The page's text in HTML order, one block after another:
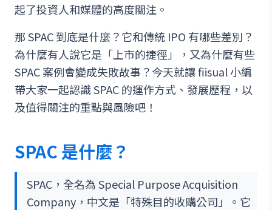
起了投資人和媒體的高度關注。
那 SPAC 到底是什麼？它和傳統 IPO 有哪些差別？
為什麼有人說它是「上市的捷徑」，又為什麼有些
SPAC 案例會變成失敗故事？今天就讓 fiisual 小編
帶大家一起認識 SPAC 的運作方式、發展歷程，以
及值得關注的重點與風險吧！
SPAC 是什麼？
SPAC，全名為 Special Purpose Acquisition
Company，中文是「特殊目的收購公司」。它